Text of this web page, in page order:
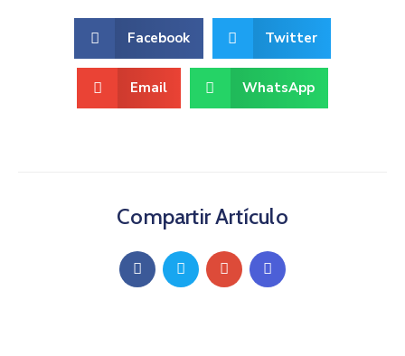
Facebook Twitter
Email WhatsApp
Compartir Artículo